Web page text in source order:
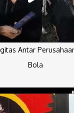
Antar
Bola